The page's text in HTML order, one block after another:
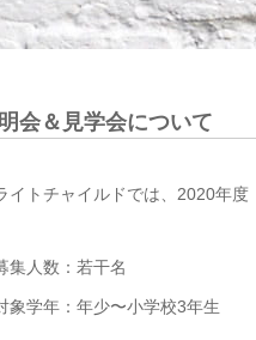
会＆見学会について
イトチャイルドでは、2020年度
集人数：若干名
象学年：年少〜小学校3年生